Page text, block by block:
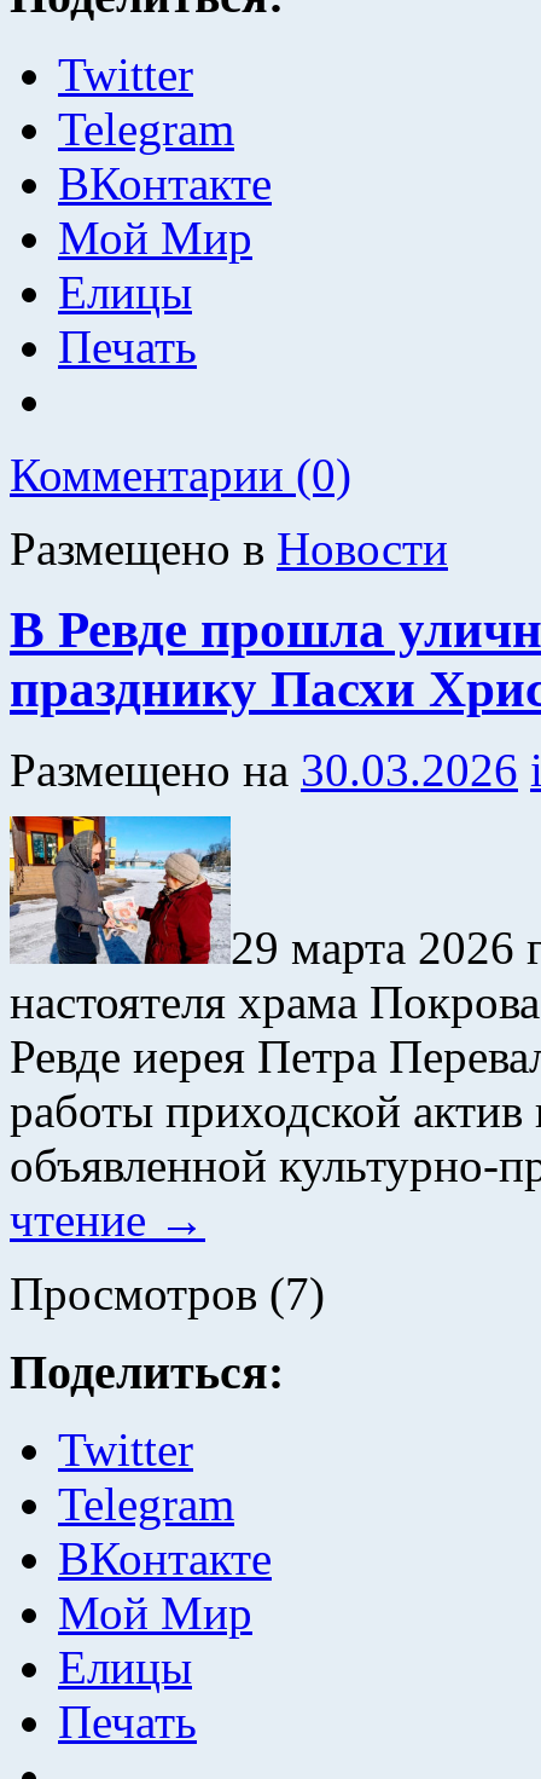
Twitter
Telegram
ВКонтакте
Мой Мир
Елицы
Печать
Комментарии (0)
Размещено в Новости
В Ревде прошла
празднику Пасхи
Размещено на 30.03.2026
29 марта 2026
настоятеля храма
Ревде иерея Петра
работы приходской
объявленной культурно-
чтение →
Просмотров (7)
Поделиться:
Twitter
Telegram
ВКонтакте
Мой Мир
Елицы
Печать